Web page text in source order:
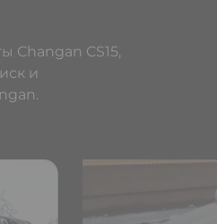
Changan CS15,
и